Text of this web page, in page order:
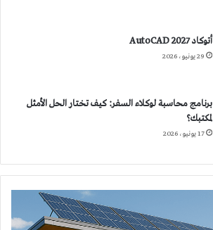
أتوكاد 2027 AutoCAD
29 يونيو، 2026
برنامج محاسبة لوكلاء السفر: كيف تختار الحل الأمثل
لمكتبك؟
17 يونيو، 2026